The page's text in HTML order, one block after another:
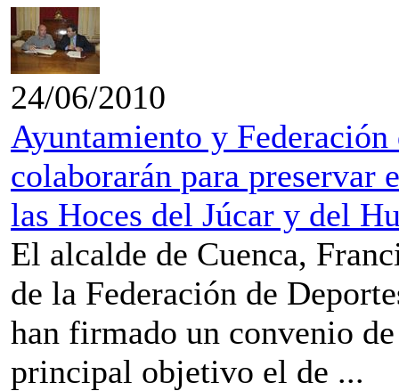
24/06/2010
Ayuntamiento y
colaborarán para preservar
las Hoces del Júcar y del
El alcalde de Cuenca,
de la Federación de
han firmado un convenio
principal objetivo el de ...